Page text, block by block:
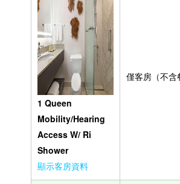
1 Queen
Mobility/Hearing
Access W/ Ri
Shower
顯示客房資料
僅客房（不含